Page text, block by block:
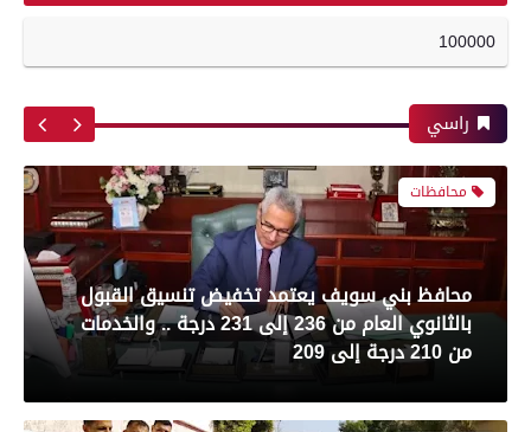
فى الدورى
معرض صور
بعدسة الخبر المصري| شاهد أبرز لقطات مباراة
الأهلي وبيراميدز فى الدورى
100000
راسي
محافظ بني سويف يعتمد تخفيض تنسيق القبول
بالثانوي العام من 236 إلى 231 درجة .. والخدمات
من 210 درجة إلى 209
محافظات
تموين الفيوم: ضبط سيارة محملة بـ 260 كيلو لحوم
مفرومة غير صالحة للاستهلاك الآدمي